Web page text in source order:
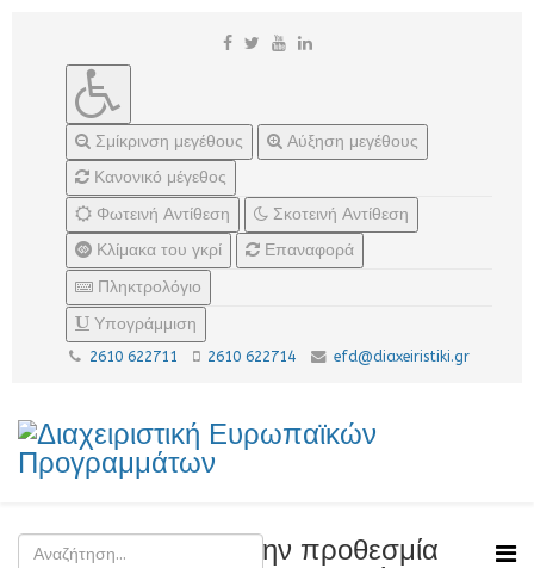
Σμίκρινση μεγέθους
Αύξηση μεγέθους
Κανονικό μέγεθος
Φωτεινή Αντίθεση
Σκοτεινή Αντίθεση
Κλίμακα του γκρί
Επαναφορά
Πληκτρολόγιο
Υπογράμμιση
2610 622711 2610 622714 efd@diaxeiristiki.gr
Ανακοίνωση για την προθεσμία